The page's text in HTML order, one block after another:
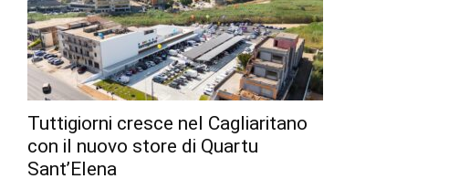
Tuttigiorni cresce nel Cagliaritano
con il nuovo store di Quartu
Sant’Elena